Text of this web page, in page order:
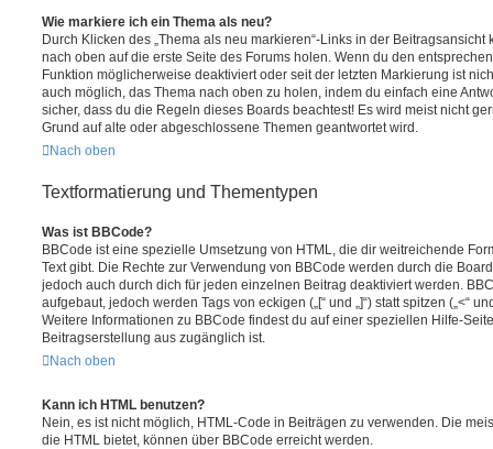
Wie markiere ich ein Thema als neu?
Durch Klicken des „Thema als neu markieren“-Links in der
nach oben auf die erste Seite des Forums holen. Wenn du den
Funktion möglicherweise deaktiviert oder seit der letzten Markierung ist
auch möglich, das Thema nach oben zu holen, indem du einfach eine
sicher, dass du die Regeln dieses Boards beachtest! Es wird meist nicht
Grund auf alte oder abgeschlossene Themen geantwortet wird.
Nach oben
Textformatierung und Thementypen
Was ist BBCode?
BBCode ist eine spezielle Umsetzung von HTML, die dir weitreichende
Text gibt. Die Rechte zur Verwendung von BBCode werden durch die
jedoch auch durch dich für jeden einzelnen Beitrag deaktiviert werden.
aufgebaut, jedoch werden Tags von eckigen („[“ und „]“) statt spitzen („<“
Weitere Informationen zu BBCode findest du auf einer speziellen Hilfe-
Beitragserstellung aus zugänglich ist.
Nach oben
Kann ich HTML benutzen?
Nein, es ist nicht möglich, HTML-Code in Beiträgen zu verwenden. Die
die HTML bietet, können über BBCode erreicht werden.